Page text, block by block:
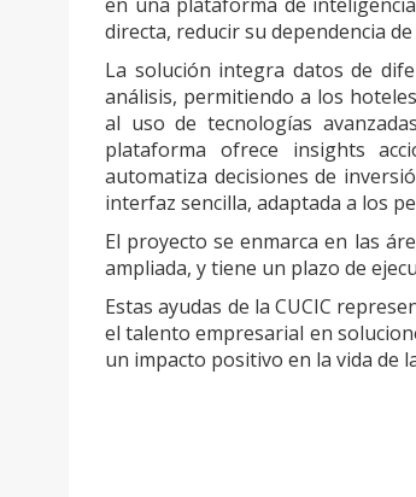
directa, reducir su dependencia
La solución integra datos de
análisis, permitiendo a los
al uso de tecnologías
plataforma ofrece insights
automatiza decisiones de
interfaz sencilla, adaptada a los
El proyecto se enmarca en las
ampliada, y tiene un plazo de
Estas ayudas de la CUCIC
el talento empresarial en
un impacto positivo en la vida de